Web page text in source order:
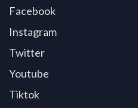
Facebook
Instagram
Twitter
Youtube
Tiktok